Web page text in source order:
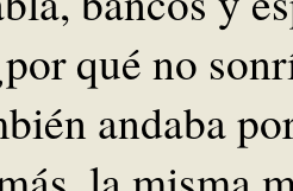
qué no
andaba